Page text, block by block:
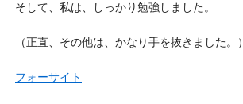
そして、私は、しっかり勉強しました。
（正直、その他は、かなり手を抜きました。）
フォーサイト